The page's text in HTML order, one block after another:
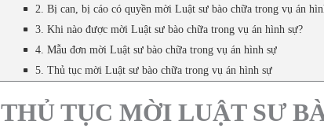
2. Bị can, bị cáo có quyền mời Luật sư bào chữa trong vụ án
3. Khi nào được mời Luật sư bào chữa trong vụ án hình sự?
4. Mẫu đơn mời Luật sư bào chữa trong vụ án hình sự
5. Thủ tục mời Luật sư bào chữa trong vụ án hình sự
THỦ TỤC MỜI LUẬT SƯ